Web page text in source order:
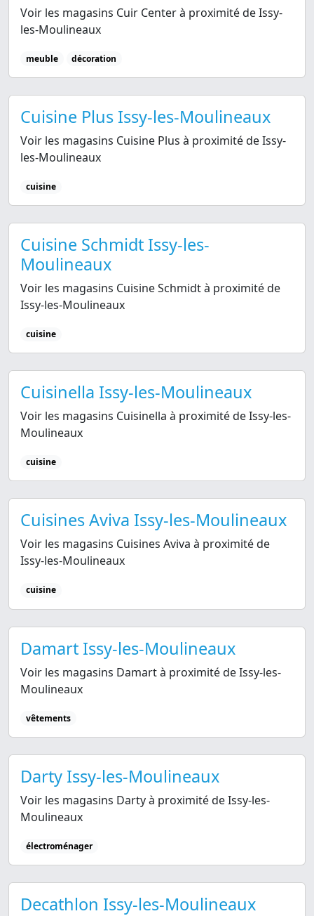
Voir les magasins Cuir Center à proximité de Issy-
les-Moulineaux
meuble décoration
Cuisine Plus Issy-les-Moulineaux
Voir les magasins Cuisine Plus à proximité de Issy-
les-Moulineaux
cuisine
Cuisine Schmidt Issy-les-
Moulineaux
Voir les magasins Cuisine Schmidt à proximité de
Issy-les-Moulineaux
cuisine
Cuisinella Issy-les-Moulineaux
Voir les magasins Cuisinella à proximité de Issy-les-
Moulineaux
cuisine
Cuisines Aviva Issy-les-Moulineaux
Voir les magasins Cuisines Aviva à proximité de
Issy-les-Moulineaux
cuisine
Damart Issy-les-Moulineaux
Voir les magasins Damart à proximité de Issy-les-
Moulineaux
vêtements
Darty Issy-les-Moulineaux
Voir les magasins Darty à proximité de Issy-les-
Moulineaux
électroménager
Decathlon Issy-les-Moulineaux